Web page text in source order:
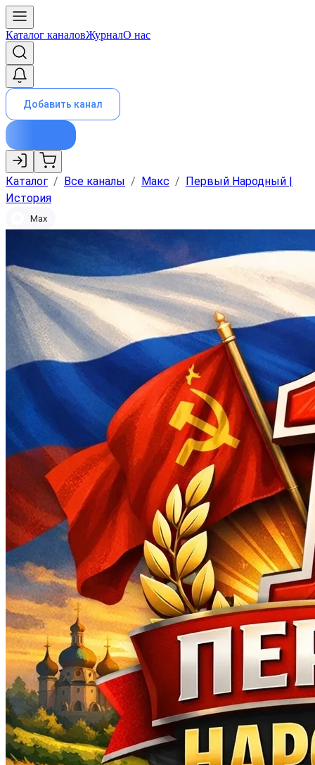
Каталог каналовЖурналО нас
Добавить канал
Каталог / Все каналы / Макс / Первый Народный |
История
Max